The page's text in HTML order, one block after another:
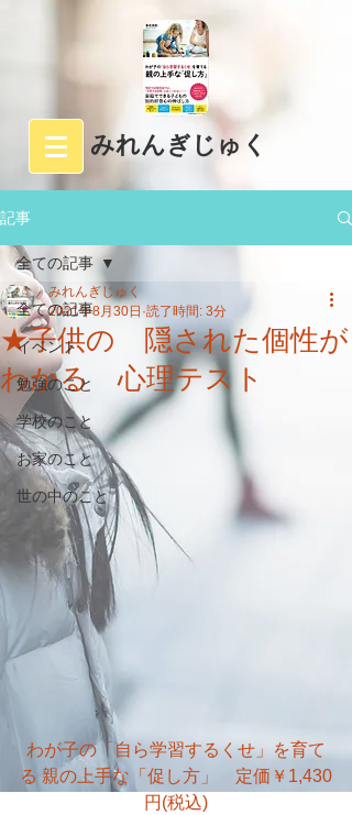
みれんぎじゅく
記事
全ての記事
イベント
勉強のこと
学校のこと
お家のこと
世の中のこと
全ての記事
★子供の 隠された個性が
わかる 心理テスト
みれんぎじゅく
2021年8月30日 読了時間: 3分
わが子の「自ら学習するくせ」を育て
る 親の上手な「促し方」　定価￥1,430
円(税込)